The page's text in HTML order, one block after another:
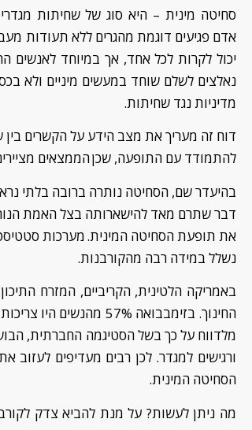
סחיטה מינית– היאסוג של שחיתות
אדם פגיעים דוגמת מהגרים ללא תעודות
יכול לקרות לכל אחד, אך במיוחד לאנשים
נאלצים לשלם שוחד במעשים מיניים ולא
מדיניות נגד שחיתות.
דוח זה מעריך את מצב הידע על הקשרים בין
להתמודד עם התופעה, שכןהממצאים
בהיעדר שם, הסחיטה נותרה ברובה בלתי
דברשתרם מאד להישארותה בצל האמת
את תופעתהסחיטה המינית.מערכות
נשלל במידה רבה מהקורבנות.
באמריקה הלטינית, הקריביים, המזרח
החינוך. בזימבבואה 57% מהנשים היו צריכות להציע טובות
מלדווח על כך בשל הסטיגמה החברתית,
ורגישים למגדר. לכן רבים מעדיפים
הסחיטה המינית.
מה ניתן לעשות? על מנת להביא צדק